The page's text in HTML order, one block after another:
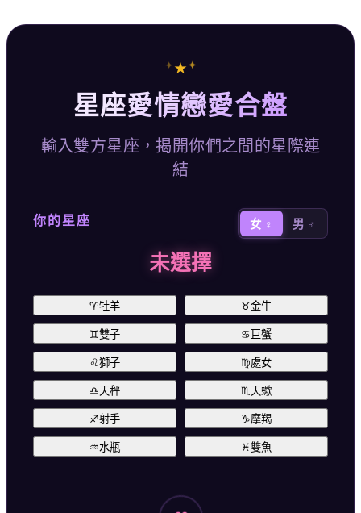
✦ ★ ✦
星座愛情戀愛合盤
輸入雙方星座，揭開你們之間的星際連
結
你的星座 女 ♀ 男 ♂
未選擇
♈牡羊 ♉金牛
♊雙子 ♋ 巨蟹
♌獅子 ♍處女
♎天秤 ♏天蠍
♐射手 ♑摩羯
♒水瓶 ♓雙魚